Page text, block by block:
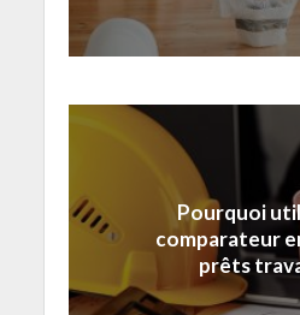
Pourquoi
comparateur
prêts